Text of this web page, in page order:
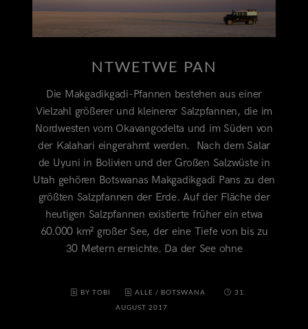
NTWETWE PAN
Die Makgadikgadi-Pfannen bestehen aus einer
Vielzahl größerer und kleinerer Salzpfannen, die im
Nordwesten vom Okavangodelta und im Süden von
der Kalahari eingerahmt werden. Nach dem Salar
de Uyuni in Bolivien und der Großen Salzwüste in
Utah gehören Botswanas Makgadikgadi Pans zu den
größten Salzpfannen der Erde. Auf der Fläche der
heutigen Salzpfannen existierte früher ein etwa
60.000 km² großer See, der eine Tiefe von bis zu
30 Metern erreichte. Da der See ohne
BY TOBI ALLE / BOTSWANA
31.
AUGUST 2017